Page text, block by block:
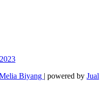
Biyang | powered by Jual